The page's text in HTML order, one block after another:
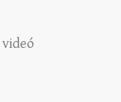
videó